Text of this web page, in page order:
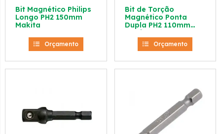
Bit Magnético Philips
Longo PH2 150mm
Makita
Orçamento
Bit de Torção
Magnético Ponta
Dupla PH2 110mm
Makita
Orçamento